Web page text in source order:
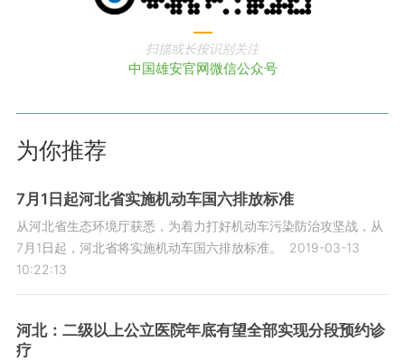
扫描或长按识别关注
中国雄安官网微信公众号
为你推荐
7月1日起河北省实施机动车国六排放标准
从河北省生态环境厅获悉，为着力打好机动车污染防治攻坚战，从
7月1日起，河北省将实施机动车国六排放标准。
2019-03-13
10:22:13
河北：二级以上公立医院年底有望全部实现分段预约诊
疗